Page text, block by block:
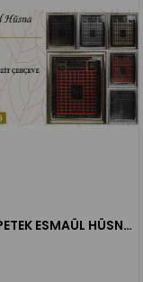
TABLO PETEK ESMAÜL HÜSNA (1330)